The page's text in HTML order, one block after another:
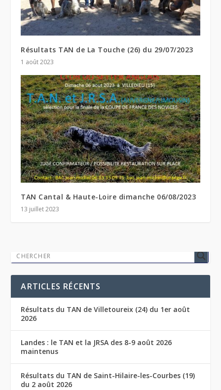
Résultats TAN de La Touche (26) du 29/07/2023
1 août 2023
TAN Cantal & Haute-Loire dimanche 06/08/2023
13 juillet 2023
ARTICLES RÉCENTS
Résultats du TAN de Villetoureix (24) du 1er août
2026
Landes : le TAN et la JRSA des 8-9 août 2026
maintenus
Résultats du TAN de Saint-Hilaire-les-Courbes (19)
du 2 août 2026